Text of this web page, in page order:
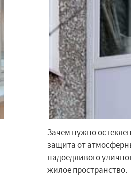
Зачем нужно
защита от
надоедливого
жилое пространство.
×